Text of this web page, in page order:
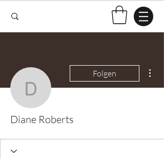
Diane Roberts
Folgen
Diane Roberts